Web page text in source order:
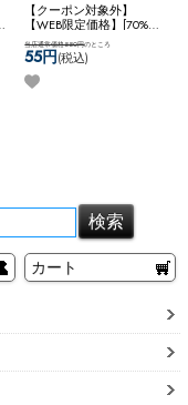
【クーポン対象外】
【WEB限定価格】[70%OF]
ボディピアス キャッチ ボ
ール ネジ ジュエル 可愛
い アレンジ カスタム コ
ーディネート ネコポスOK
当店通常価格550円のところ
55円(税込)
カート